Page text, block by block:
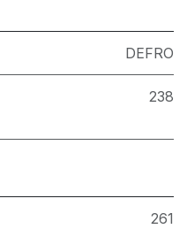
DEFRO
238
261